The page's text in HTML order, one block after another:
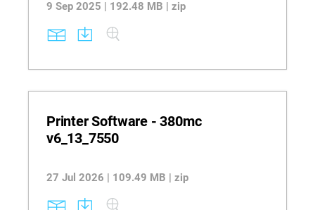
9 Sep 2025 | 192.48 MB | zip
Printer Software - 380mc
v6_13_7550
27 Jul 2026 | 109.49 MB | zip